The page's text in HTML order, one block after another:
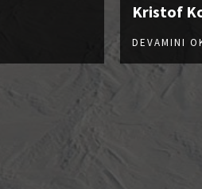
Kristof
DEVAMINI